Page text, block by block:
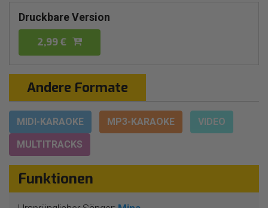
Druckbare Version
2,99 €
Andere Formate
MIDI-KARAOKE MP3-KARAOKE
VIDEO
MULTITRACKS
Funktionen